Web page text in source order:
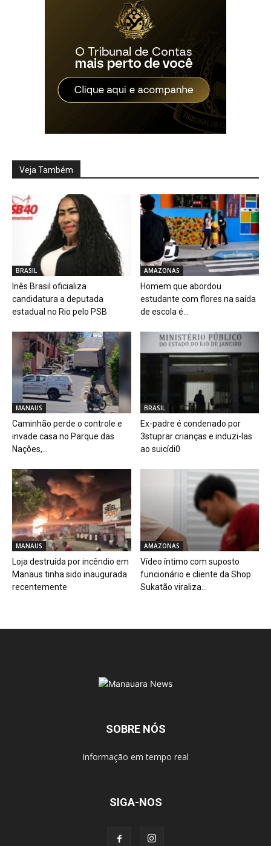
Veja Também
BRASIL
Inês Brasil oficializa
candidatura a deputada
estadual no Rio pelo PSB
AMAZONAS
Homem que abordou
estudante com flores na saída
de escola é...
MANAUS
Caminhão perde o controle e
invade casa no Parque das
Nações,...
BRASIL
Ex-padre é condenado por
3stuprar crianças e induzi-las
ao suicídi0
MANAUS
Loja destruída por incêndio em
Manaus tinha sido inaugurada
recentemente
AMAZONAS
Vídeo íntimo com suposto
funcionário e cliente da Shop
Sukatão viraliza...
SOBRE NÓS
Informação em tempo real
SIGA-NOS